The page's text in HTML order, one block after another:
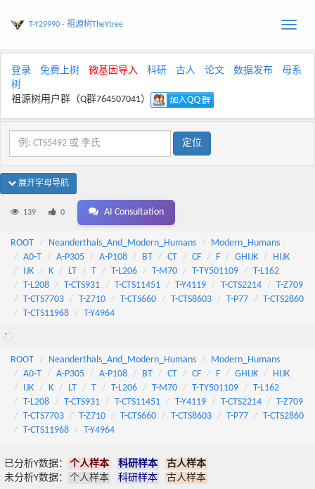
Toggle
T-Y29990 - 祖源树TheYtree
登录 免费上树 微基因导入 科研 古人 论文 数据发布
母系
树
祖源树用户群（Q群764507041）
展开字母导航
139 0 AI Consultation
ROOT Neanderthals_And_Modern_Humans
Modern_Humans
A0-T
A-P305 A-P108 BT CT CF F GHIJK
HIJK
IJK
K LT T T-L206 T-M70 T-TY501109
T-L162
T-L208
T-CTS931 T-CTS11451 T-Y4119 T-CTS2214
T-Z709
T-CTS7703
T-Z710 T-CTS660 T-CTS8603 T-P77
T-CTS2860
T-CTS11968
T-Y4964
ROOT Neanderthals_And_Modern_Humans
Modern_Humans
A0-T
A-P305 A-P108 BT CT CF F GHIJK
HIJK
IJK
K LT T T-L206 T-M70 T-TY501109
T-L162
T-L208
T-CTS931 T-CTS11451 T-Y4119 T-CTS2214
T-Z709
T-CTS7703
T-Z710 T-CTS660 T-CTS8603 T-P77
T-CTS2860
T-CTS11968
T-Y4964
已分析Y数据： 个人样本 科研样本
古人样本
未分析Y数据：
个人样本 科研样本 古人样本